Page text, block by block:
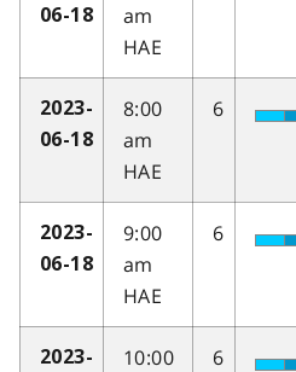
06-18
am
HAE
2023-
06-18
8:00
am
HAE
6
2023-
06-18
9:00
am
HAE
6
2023-
10:00
6